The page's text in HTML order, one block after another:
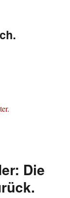
Die